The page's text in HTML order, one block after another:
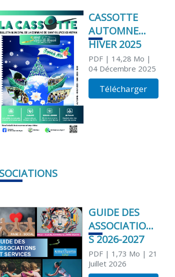
CASSOTTE
AUTOMNE
HIVER 2025
PDF| 14,28 Mo |
04 Décembre 2025
Télécharger
GUIDE DES
ASSOCIATION
S 2026-2027
PDF| 1,73 Mo | 21
Juillet 2026